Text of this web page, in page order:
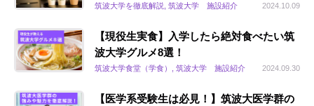
筑波大学を徹底解説, 筑波大学 施設紹介 2024.10.09
【現役生実食】入学したら絶対食べたい筑
波大学グルメ8選！
筑波大学食堂（学食）, 筑波大学 施設紹介 2024.09.30
【医学系受験生は必見！】筑波大医学群の